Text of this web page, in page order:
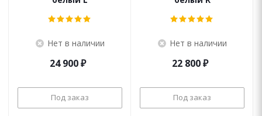
Нет в наличии
24 900₽
Под заказ
Нет в наличии
22 800₽
Под заказ